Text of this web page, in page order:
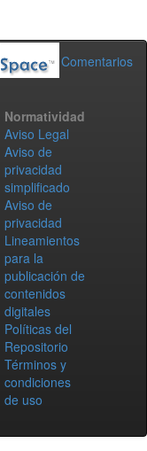
Comentarios
Normatividad
Aviso Legal
Aviso de
privacidad
simplificado
Aviso de
privacidad
Lineamientos
para la
publicación de
contenidos
digitales
Políticas del
Repositorio
Términos y
condiciones
de uso